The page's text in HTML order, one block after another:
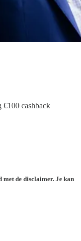
€100 cashback
de disclaimer. Je kan